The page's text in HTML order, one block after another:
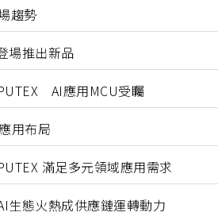
趨勢
場推出新品
AI應用MCU受矚
用布局
滿足多元領域應用需求
生態火熱成供應鏈運轉動力